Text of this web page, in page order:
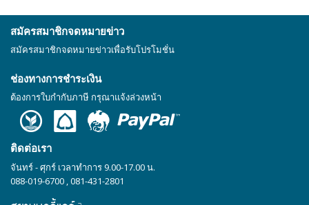
สมัครสมาชิกจดหมายข่าว
สมัครสมาชิกจดหมายข่าวเพื่อรับโปรโมชั่น
ช่องทางการชำระเงิน
ต้องการใบกำกับภาษี กรุณาแจ้งล่วงหน้า
ติดต่อเรา
จันทร์ - ศุกร์ เวลาทำการ 9.00-17.00 น.
088-019-6700 ,081-431-2801